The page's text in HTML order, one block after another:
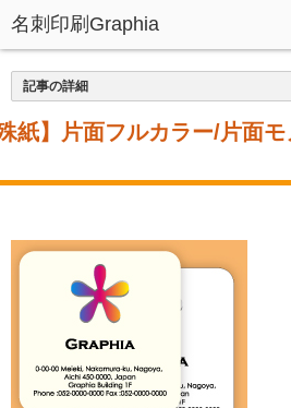
記事の詳細
紙】片面フルカラー/片面